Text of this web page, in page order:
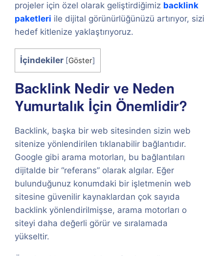
projeler için özel olarak geliştirdiğimiz backlink
paketleri ile dijital görünürlüğünüzü artırıyor, sizi
hedef kitlenize yaklaştırıyoruz.
İçindekiler [Göster]
Backlink Nedir ve Neden
Yumurtalık İçin Önemlidir?
Backlink, başka bir web sitesinden sizin web
sitenize yönlendirilen tıklanabilir bağlantıdır.
Google gibi arama motorları, bu bağlantıları
dijitalde bir “referans” olarak algılar. Eğer
bulunduğunuz konumdaki bir işletmenin web
sitesine güvenilir kaynaklardan çok sayıda
backlink yönlendirilmişse, arama motorları o
siteyi daha değerli görür ve sıralamada
yükseltir.